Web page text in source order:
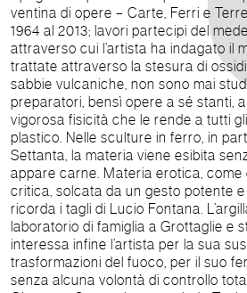
ventina di opere – Carte, Ferri e
1964 al 2013; lavori partecipi del
attraverso cui l’artista ha indagato il
trattate attraverso la stesura di
sabbie vulcaniche, non sono mai
preparatori, bensì opere a sé stanti,
vigorosa fisicità che le rende a tutti
plastico. Nelle sculture in ferro, in
Settanta, la materia viene esibita
appare carne. Materia erotica, come
critica, solcata da un gesto potente
ricorda i tagli di Lucio Fontana.
laboratorio di famiglia a Grottaglie e
interessa infine l’artista per la sua
trasformazioni del fuoco, per il suo
senza alcuna volontà di controllo